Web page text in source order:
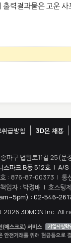
력결과물은 고운
급방침
3D몬 채용
파구 법원로11길 25(
스파크 B동 512호 | A/S
: 876-87-00373 | 통
임자 : 박정배 | 호스팅
: 02-546-
3DMON Inc. All